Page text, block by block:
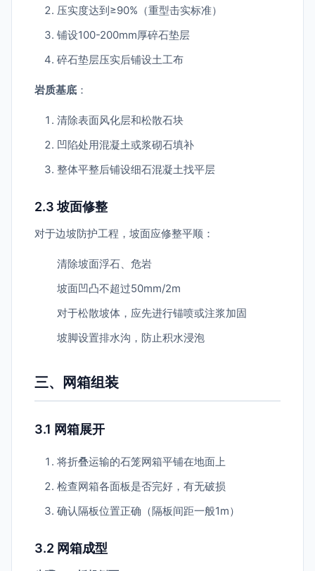
压实度达到≥90%（重型击实标准）
铺设100-200mm厚碎石垫层
碎石垫层压实后铺设土工布
岩质基底 ：
清除表面风化层和松散石块
凹陷处用混凝土或浆砌石填补
整体平整后铺设细石混凝土找平层
2.3 坡面修整
对于边坡防护工程，坡面应修整平顺：
清除坡面浮石、危岩
坡面凹凸不超过50mm/2m
对于松散坡体，应先进行锚喷或注浆加固
坡脚设置排水沟，防止积水浸泡
三、网箱组装
3.1 网箱展开
将折叠运输的石笼网箱平铺在地面上
检查网箱各面板是否完好，有无破损
确认隔板位置正确（隔板间距一般1m）
3.2 网箱成型